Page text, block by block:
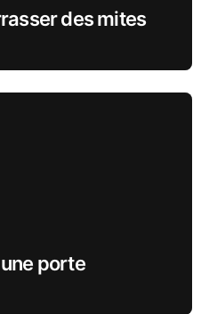
des mites
porte